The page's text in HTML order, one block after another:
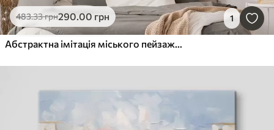
483.33грн290.00 грн 1
Абстрактна імітація міського пейзажу в живописі